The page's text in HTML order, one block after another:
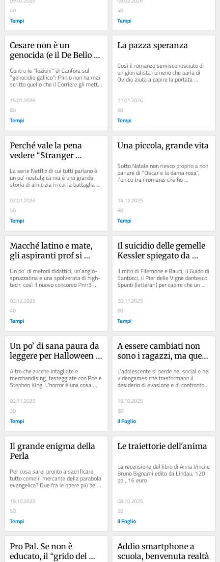
40
Tempi
40
Tempi
Cesare non è un
genocida (e il De Bello
Kampf)
Contro le "lezioni" di Canfora sul
"genocidio gallico": Plinio non ha mai
scritto quello che il Corriere gli mette
in bocca
15.01.2026
80
Tempi
La pazza speranza
Così il romanzo semisconosciuto di
un giornalista rumeno che parla di
Ovidio aiuta a capire la portata
11.01.2026
60
Tempi
Perché vale la pena
vedere “Stranger
La serie Netflix di cui tutti parlano è
un po' nostalgica ma è una grande
storia di amicizia in cui la battaglia
tra Bene e Male è chiara e senza...
03.01.2026
50
Tempi
Una piccola, grande vita
Sotto Natale non riesco proprio a non
parlare di “Oscar e la dama rosa”,
l’unico tra i romanzi che ho
14.12.2025
80
Tempi
Macché latino e mate,
gli aspiranti prof si
per cani e pedagogia
Un po’ di metodi didattici, un’anglo-
spruzzatina e una spolverata di high-
tech: così il nuovo concorso Pnrr3
02.12.2025
40
Tempi
Il suicidio delle gemelle
Kessler spiegato da
Il mito di Filemone e Bauci, il Guido di
Santucci, il Pier delle Vigne dantesco.
Spunti (letterari) per capire che un
miracolo ci vuole come il pane...
20.11.2025
60
Tempi
Un po’ di sana paura da
leggere per Halloween
Altro che zucche intagliate e
merchandising, festeggiate con Poe e
Stephen King. L’horror è una cosa
seria: ci ricorda che il Male esiste e
che noi...
02.11.2025
30
Tempi
A essere cambiati non
sono i ragazzi, ma quel
mano loro
L'adolescente si perde nei social e nei
videogames che trasformano il
desiderio di evasione e di confronto
19.10.2025
50
Il Foglio
Il grande enigma della
Perla
Per cosa sarei pronto a sacrificare
tutto come il mercante della parabola
evangelica? Due fra le opere più belle
di Steinbeck e Buzzati sembrano...
19.10.2025
50
Tempi
Le traiettorie dell'anima
La recensione del libro di Anna Vinci e
Bruno Bignami edito da Lindau, 120
pp., 16 euro
08.10.2025
50
Il Foglio
Pro Pal. Se non è
educato, il “grido del
Addio smartphone a
scuola, benvenuta realtà